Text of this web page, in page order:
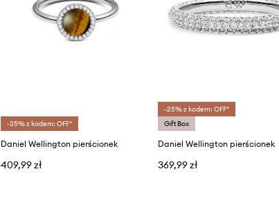
-25% z kodem: OFF*
Daniel Wellington pierścionek
409,99 zł
-25% z kodem: OFF*
Gift Box
Daniel Wellington pierścionek
369,99 zł